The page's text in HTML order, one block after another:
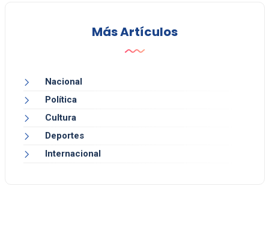
Más Artículos
Nacional
Política
Cultura
Deportes
Internacional